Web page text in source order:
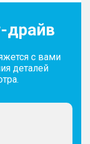
драйв
с вами
деталей